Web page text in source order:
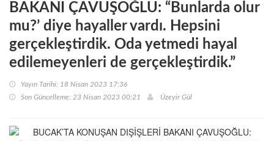
BAKANI ÇAVUŞOĞLU: “Bunlarda olur
mu?’ diye hayaller vardı. Hepsini
gerçekleştirdik. Oda yetmedi hayal
edilemeyenleri de gerçekleştirdik.”
Yayın Tarihi: 18 Nisan 2023 17:36
Son Güncelleme: 23 Nisan 2023 00:21
Üzeyir Gül